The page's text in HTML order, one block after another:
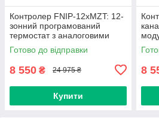
Контролер FNIP-12xMZT: 12-
зонний програмований
термостат з аналоговими
входами та релейними
виходами NO
Готово до відправки
8 550 ₴ 24 975 ₴
Купити
8